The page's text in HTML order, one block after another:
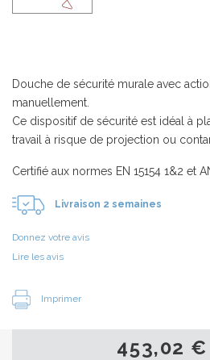
Douche de sécurité murale avec
manuellement.
Ce dispositif de sécurité est idéal à
travail à risque de projection ou
Certifié aux normes EN 15154 1&2 et
Livraison 2 semaines
Donnez votre avis
Lire les avis
Imprimer
453,02 €